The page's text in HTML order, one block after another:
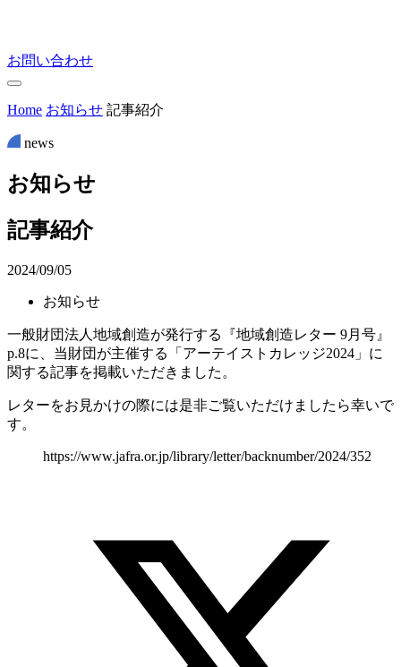
お問い合わせ
Home お知らせ 記事紹介
news
お知らせ
記事紹介
2024/09/05
お知らせ
一般財団法人地域創造が発行する『地域創造レター 9月号』
p.8に、当財団が主催する「アーテイストカレッジ2024」に
関する記事を掲載いただきました。
レターをお見かけの際には是非ご覧いただけましたら幸いで
す。
https://www.jafra.or.jp/library/letter/backnumber/2024/352